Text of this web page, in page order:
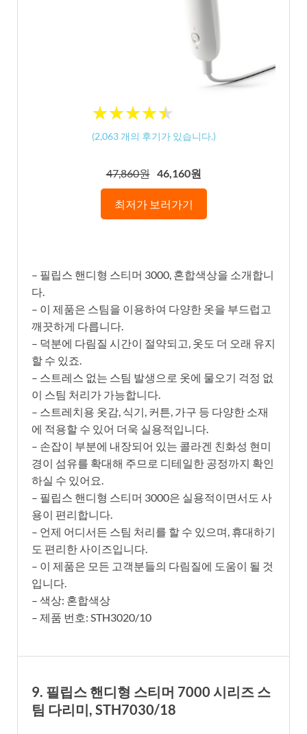
★★★★★
★★★★★
(2,063개의 후기가 있습니다.)
47,860원 46,160원
최저가 보러가기
– 필립스 핸디형 스티머 3000, 혼합색상을 소개합니
다.
– 이 제품은 스팀을 이용하여 다양한 옷을 부드럽고
깨끗하게 다릅니다.
– 덕분에 다림질 시간이 절약되고, 옷도 더 오래 유지
할 수 있죠.
– 스트레스 없는 스팀 발생으로 옷에 물오기 걱정 없
이 스팀 처리가 가능합니다.
– 스트레치용 옷감, 식기, 커튼, 가구 등 다양한 소재
에 적용할 수 있어 더욱 실용적입니다.
– 손잡이 부분에 내장되어 있는 콜라겐 친화성 현미
경이 섬유를 확대해 주므로 디테일한 공정까지 확인
하실 수 있어요.
– 필립스 핸디형 스티머 3000은 실용적이면서도 사
용이 편리합니다.
– 언제 어디서든 스팀 처리를 할 수 있으며, 휴대하기
도 편리한 사이즈입니다.
– 이 제품은 모든 고객분들의 다림질에 도움이 될 것
입니다.
– 색상: 혼합색상
– 제품 번호: STH3020/10
9. 필립스 핸디형 스티머 7000 시리즈 스
팀 다리미, STH7030/18